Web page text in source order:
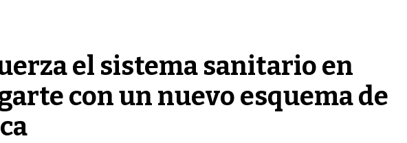
el sistema sanitario en
con un nuevo esquema de